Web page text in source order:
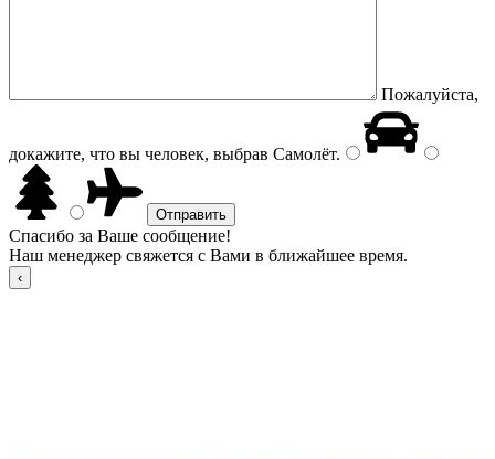
Пожалуйста,
докажите, что вы человек, выбрав Самолёт.
Спасибо за Ваше сообщение!
Наш менеджер свяжется с Вами в ближайшее время.